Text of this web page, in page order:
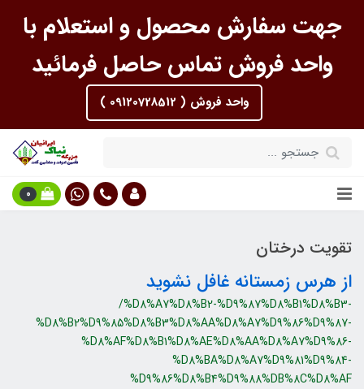
جهت سفارش محصول و استعلام با
واحد فروش تماس حاصل فرمائید
واحد فروش ( 09120728512 )
0
تقویت درختان
از هرس زمستانه غافل نشوید
/%D8%A7%D8%B2-%D9%87%D8%B1%D8%B3-
%D8%B2%D9%85%D8%B3%D8%AA%D8%A7%D9%86%D9%87-
%D8%AF%D8%B1%D8%AE%D8%AA%D8%A7%D9%86-
%D8%BA%D8%A7%D9%81%D9%84-
%D9%86%D8%B4%D9%88%DB%8C%D8%AF